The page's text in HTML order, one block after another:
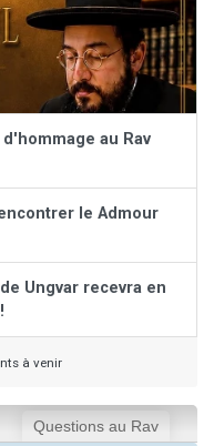
d'hommage au Rav
le Admour
Ungvar recevra en
à venir
Questions au Rav